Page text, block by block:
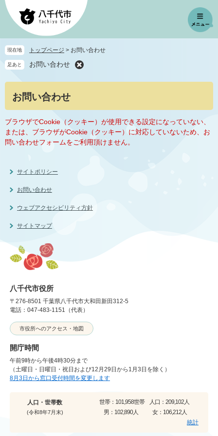
ペ
先
頭
メ
を
飛
文
現在地 トップページ > お問い合わせ
足あと お問い合わせ
お問い合わせ
ブラウザでCookie（クッキー）が使用できる設定になっていない、
または、ブラウザがCookie（クッキー）に対応していないため、お
問い合わせフォームをご利用頂けません。
サイトポリシー
お問い合わせ
ウェブアクセシビリティ方針
サイトマップ
八千代市役所
〒276-8501 千葉県八千代市大和田新田312-5
電話：047-483-1151（代表）
市役所へのアクセス・地図
開庁時間
午前9時から午後4時30分まで
（土曜日・日曜日・祝日および12月29日から1月3日を除く）
8月3日から窓口受付時間を変更します
人口・世帯数
(令和8年7月末)
世帯： 101,958世帯 人口： 209,102人
男： 102,890人 女： 106,212人
統計